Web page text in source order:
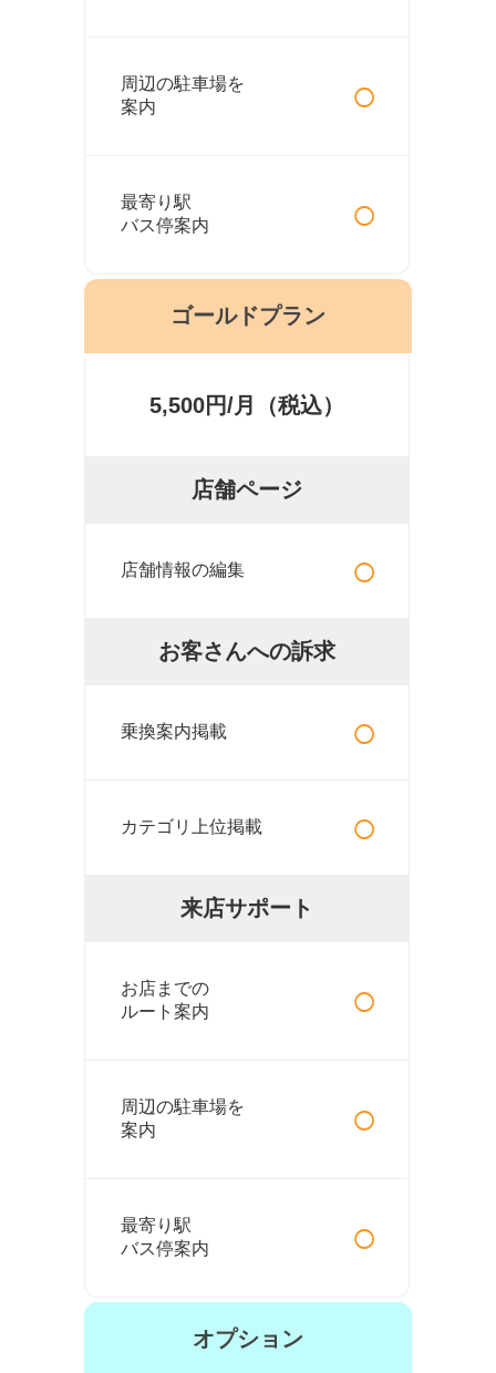
周辺の駐車場を
案内
○
最寄り駅
バス停案内
○
ゴールドプラン
5,500円/月（税込）
店舗ページ
店舗情報の編集 ○
お客さんへの訴求
乗換案内掲載 ○
カテゴリ上位掲載 ○
来店サポート
お店までの
ルート案内
○
周辺の駐車場を
案内
○
最寄り駅
バス停案内
○
オプション